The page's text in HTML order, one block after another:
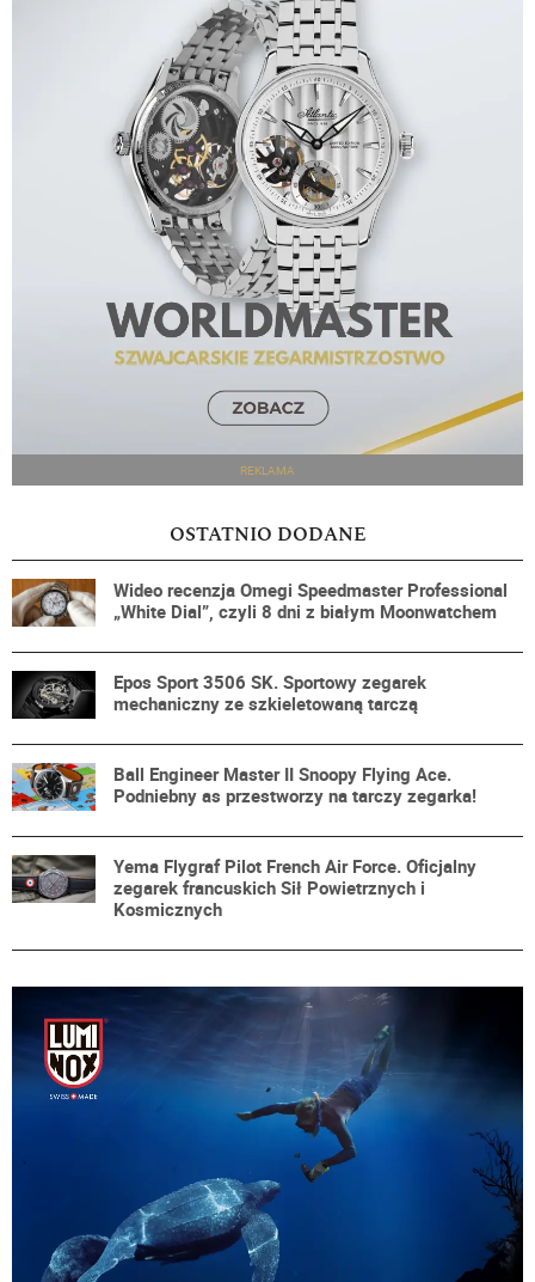
REKLAMA
OSTATNIO DODANE
Wideo recenzja Omegi Speedmaster Professional
„White Dial”, czyli 8 dni z białym Moonwatchem
Epos Sport 3506 SK. Sportowy zegarek
mechaniczny ze szkieletowaną tarczą
Ball Engineer Master II Snoopy Flying Ace.
Podniebny as przestworzy na tarczy zegarka!
Yema Flygraf Pilot French Air Force. Oficjalny
zegarek francuskich Sił Powietrznych i
Kosmicznych